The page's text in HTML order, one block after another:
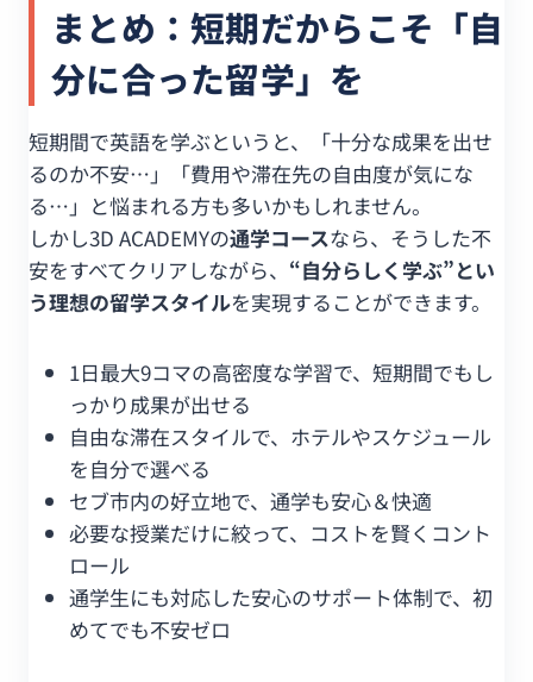
まとめ：短期だからこそ「自
分に合った留学」を
短期間で英語を学ぶというと、「十分な成果を出せ
るのか不安…」「費用や滞在先の自由度が気にな
る…」と悩まれる方も多いかもしれません。
しかし3D ACADEMYの通学コースなら、そうした不
安をすべてクリアしながら、 “自分らしく学ぶ”とい
う理想の留学スタイルを実現することができます。
1日最大9コマの高密度な学習で、短期間でもし
っかり成果が出せる
自由な滞在スタイルで、ホテルやスケジュール
を自分で選べる
セブ市内の好立地で、通学も安心＆快適
必要な授業だけに絞って、コストを賢くコント
ロール
通学生にも対応した安心のサポート体制で、初
めてでも不安ゼロ